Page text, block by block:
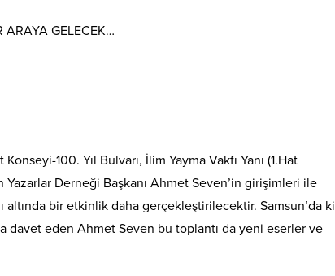
ARAYA GELECEK…
100. Yıl Bulvarı, İlim Yayma Vakfı Yanı (1.Hat
Derneği Başkanı Ahmet Seven’in girişimleri ile
bir etkinlik daha gerçekleştirilecektir. Samsun’da ki
davet eden Ahmet Seven bu toplantı da yeni eserler ve